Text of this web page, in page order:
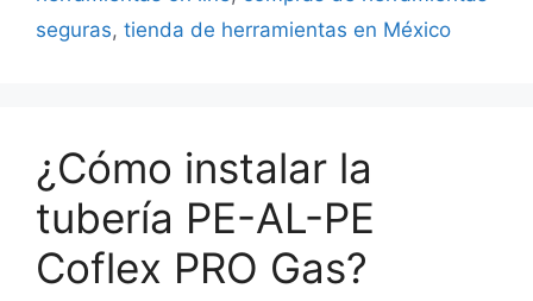
seguras, tienda de herramientas en México
¿Cómo instalar la
tubería PE-AL-PE
Coflex PRO Gas?